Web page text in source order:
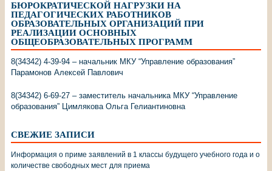
БЮРОКРАТИЧЕСКОЙ НАГРУЗКИ НА
ПЕДАГОГИЧЕСКИХ РАБОТНИКОВ
ОБРАЗОВАТЕЛЬНЫХ ОРГАНИЗАЦИЙ ПРИ
РЕАЛИЗАЦИИ ОСНОВНЫХ
ОБЩЕОБРАЗОВАТЕЛЬНЫХ ПРОГРАММ
8(34342) 4-39-94 – начальник МКУ “Управление образования”
Парамонов Алексей Павлович
8(34342) 6-69-27 – заместитель начальника МКУ “Управление
образования” Цимлякова Ольга Гелиантиновна
СВЕЖИЕ ЗАПИСИ
Информация о приме заявлений в 1 классы будущего учебного года и о
количестве свободных мест для приема